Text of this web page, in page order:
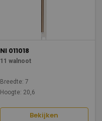
NI 011018
11 walnoot
Breedte: 7
Hoogte: 20,6
Bekijken